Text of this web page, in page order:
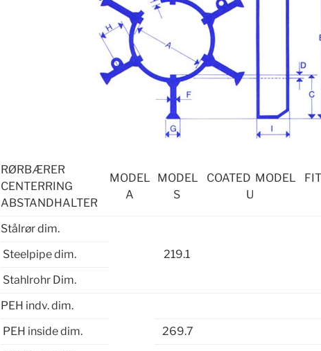
RØRBÆRER
CENTERRING
ABSTANDHALTER
MODEL
A
MODEL
S
COATED MODEL
U
Stålrør dim.
219.1
Steelpipe dim.
Stahlrohr Dim.
PEH indv. dim.
PEH inside dim.
269.7